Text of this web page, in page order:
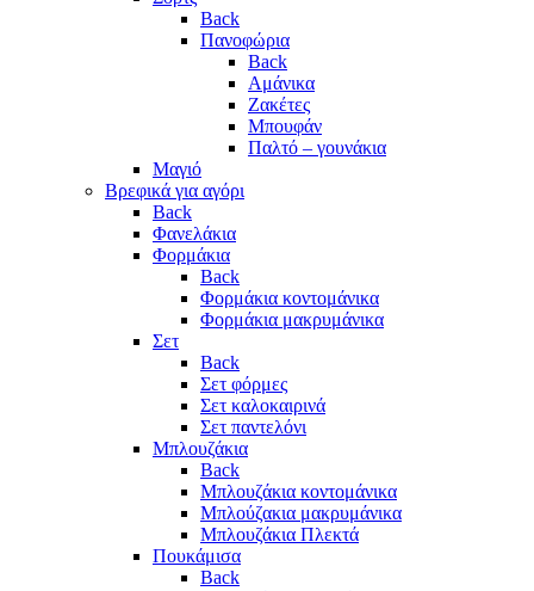
Back
Πανοφώρια
Back
Αμάνικα
Ζακέτες
Μπουφάν
Παλτό – γουνάκια
Μαγιό
Βρεφικά για αγόρι
Back
Φανελάκια
Φορμάκια
Back
Φορμάκια κοντομάνικα
Φορμάκια μακρυμάνικα
Σετ
Back
Σετ φόρμες
Σετ καλοκαιρινά
Σετ παντελόνι
Μπλουζάκια
Back
Μπλουζάκια κοντομάνικα
Μπλούζακια μακρυμάνικα
Μπλουζάκια Πλεκτά
Πουκάμισα
Back